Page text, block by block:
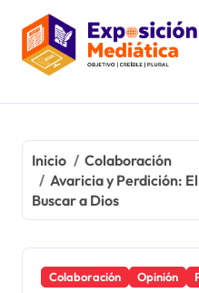
contenido
Inicio
Colaboración
Avaricia y Perdición:
Buscar a Dios
Colaboración Opinión